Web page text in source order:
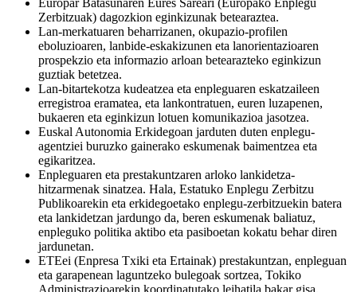
Europar Batasunaren Eures Sareari (Europako Enplegu
Zerbitzuak) dagozkion eginkizunak betearaztea.
Lan-merkatuaren beharrizanen, okupazio-profilen
eboluzioaren, lanbide-eskakizunen eta lanorientazioaren
prospekzio eta informazio arloan betearazteko eginkizun
guztiak betetzea.
Lan-bitartekotza kudeatzea eta enpleguaren eskatzaileen
erregistroa eramatea, eta lankontratuen, euren luzapenen,
bukaeren eta eginkizun lotuen komunikazioa jasotzea.
Euskal Autonomia Erkidegoan jarduten duten enplegu-
agentziei buruzko gainerako eskumenak baimentzea eta
egikaritzea.
Enpleguaren eta prestakuntzaren arloko lankidetza-
hitzarmenak sinatzea. Hala, Estatuko Enplegu Zerbitzu
Publikoarekin eta erkidegoetako enplegu-zerbitzuekin batera
eta lankidetzan jardungo da, beren eskumenak baliatuz,
enpleguko politika aktibo eta pasiboetan kokatu behar diren
jardunetan.
ETEei (Enpresa Txiki eta Ertainak) prestakuntzan, enpleguan
eta garapenean laguntzeko bulegoak sortzea, Tokiko